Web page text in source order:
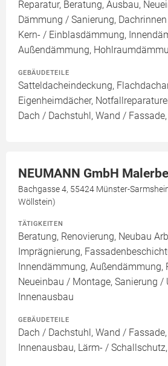
Reparatur, Beratung, Ausbau,
Dämmung / Sanierung,
Kern- / Einblasdämmung,
Außendämmung,
GEBÄUDETEILE
Satteldacheindeckung,
Eigenheimdächer,
Dach / Dachstuhl, Wand /
NEUMANN GmbH
Bachgasse 4, 55424 Münster-
Wöllstein)
TÄTIGKEITEN
Beratung, Renovierung, Neubau
Imprägnierung,
Innendämmung, Außendämmung,
Neueinbau / Montage, Sanierung /
Innenausbau
GEBÄUDETEILE
Dach / Dachstuhl, Wand /
Innenausbau, Lärm- /